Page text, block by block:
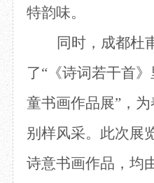
特韵味。
同时，成都杜
了“《诗词若干首
童书画作品展”，
别样风采。此次展
诗意书画作品，均